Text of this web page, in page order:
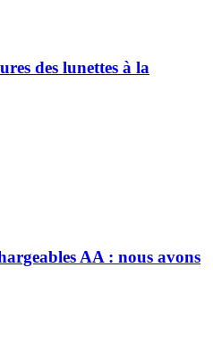
des lunettes à la
AA : nous avons